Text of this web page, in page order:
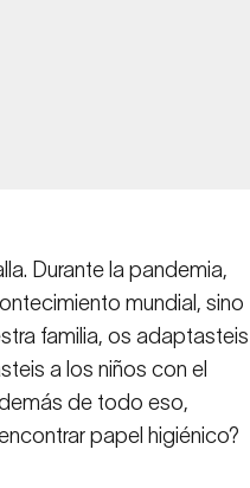
Durante la pandemia,
mundial, sino
familia, os adaptasteis
a los niños con el
de todo eso,
papel higiénico?